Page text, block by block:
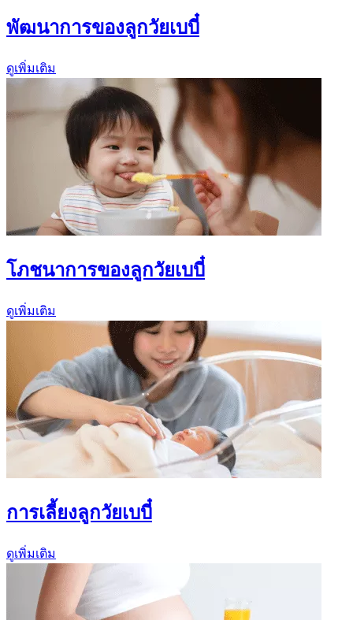
พัฒนาการของลูกวัยเบบี๋
ดูเพิ่มเติม
โภชนาการของลูกวัยเบบี๋
ดูเพิ่มเติม
การเลี้ยงลูกวัยเบบี๋
ดูเพิ่มเติม